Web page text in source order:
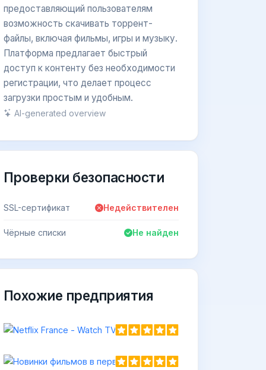
предоставляющий пользователям
возможность скачивать торрент-
файлы, включая фильмы, игры и музыку.
Платформа предлагает быстрый
доступ к контенту без необходимости
регистрации, что делает процесс
загрузки простым и удобным.
AI-generated overview
Проверки безопасности
SSL-сертификат Недействителен
Чёрные списки Не найден
Похожие предприятия